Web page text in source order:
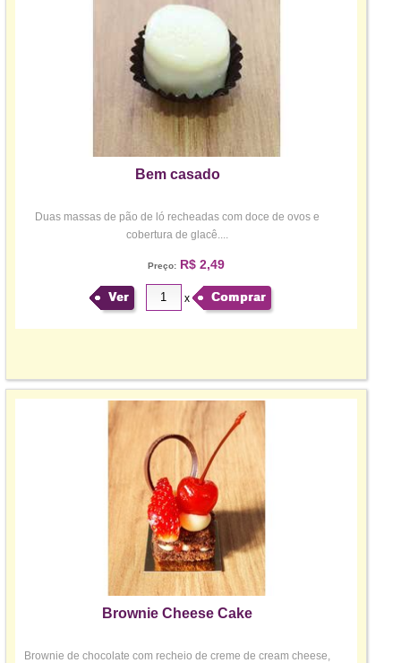
Bem casado
Duas massas de pão de ló recheadas com doce de ovos e
cobertura de glacê....
Preço:R$ 2,49
Ver x Comprar
Brownie Cheese Cake
Brownie de chocolate com recheio de creme de cream cheese,